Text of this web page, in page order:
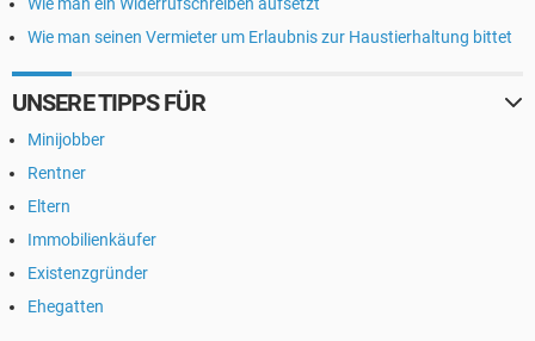
Wie man seinen Vermieter um Erlaubnis zur Haustierhaltung bittet
UNSERE TIPPS FÜR
Minijobber
Rentner
Eltern
Immobilienkäufer
Existenzgründer
Ehegatten